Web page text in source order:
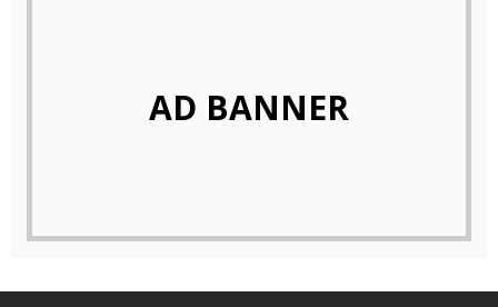
AD BANNER